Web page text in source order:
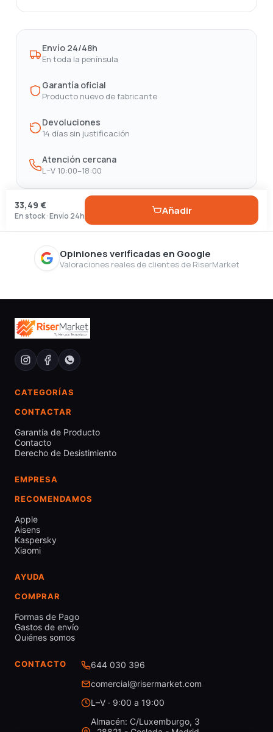
Envío 24/48h
En toda la península
Garantía oficial
Producto nuevo de fabricante
Devoluciones
14 días sin justificación
Atención cercana
L–V 10:00–18:00
33,49 €
En stock · Envío 24h Añadir
Opiniones verificadas en Google
Valoraciones reales de clientes de RiserMarket
CATEGORÍAS
CONTACTAR
Garantía de Producto
Contacto
Derecho de Desistimiento
EMPRESA
RECOMENDAMOS
Apple
Aisens
Kaspersky
Xiaomi
AYUDA
COMPRAR
Formas de Pago
Gastos de envío
Quiénes somos
CONTACTO
644 030 396
comercial@risermarket.com
L–V · 9:00 a 19:00
Almacén: C/Luxemburgo, 3